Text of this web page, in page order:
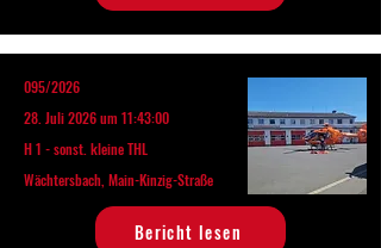
095/2026
28. Juli 2026 um 11:43:00
H 1 - sonst. kleine THL
Wächtersbach, Main-Kinzig-Straße
Bericht lesen